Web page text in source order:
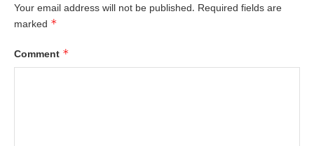
Your email address will not be published. Required fields are
marked *
Comment *